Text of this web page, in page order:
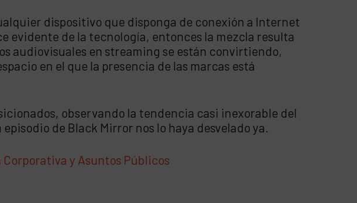
dispositivo que disponga de conexión a Internet
evidente de la tecnología, entonces la mezcla resulta
audiovisuales en streaming se están convirtiendo,
en el que la presencia de las marcas está
observando la tendencia casi inexorable del
de Black Mirror nos lo haya desvelado ya.
y Asuntos Públicos